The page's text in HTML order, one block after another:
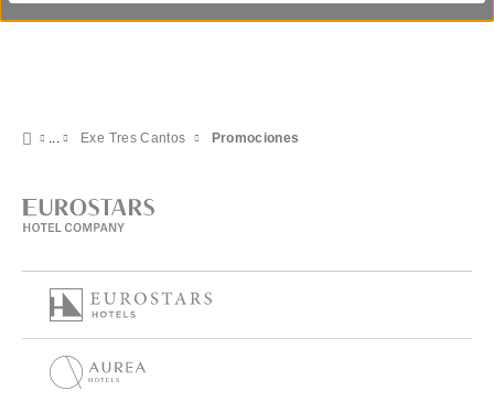
Exe Tres Cantos Promociones